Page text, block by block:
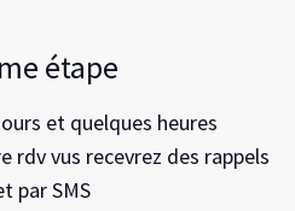
étape
et quelques heures
rdv vus recevrez des rappels
par SMS